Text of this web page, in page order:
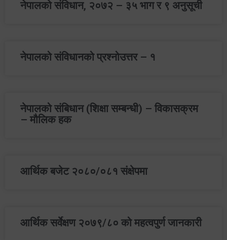
नेपालको संविधान, २०७२ – ३५ भाग र ९ अनुसूची
नेपालको संविधानको प्रश्‍नोउत्तर – १
नेपालको संबिधान (शिक्षा सम्बन्धी) – विकासक्रम
– मौलिक हक
आर्थिक बजेट २०८०/०८१ संक्षेपमा
आर्थिक सर्वेक्षण २०७९/८० को महत्वपुर्ण जानकारी